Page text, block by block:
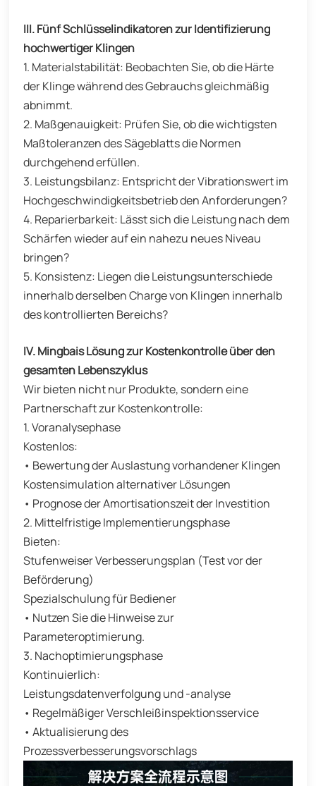
III. Fünf Schlüsselindikatoren zur Identifizierung
hochwertiger Klingen
1. Materialstabilität: Beobachten Sie, ob die Härte
der Klinge während des Gebrauchs gleichmäßig
abnimmt.
2. Maßgenauigkeit: Prüfen Sie, ob die wichtigsten
Maßtoleranzen des Sägeblatts die Normen
durchgehend erfüllen.
3. Leistungsbilanz: Entspricht der Vibrationswert im
Hochgeschwindigkeitsbetrieb den Anforderungen?
4. Reparierbarkeit: Lässt sich die Leistung nach dem
Schärfen wieder auf ein nahezu neues Niveau
bringen?
5. Konsistenz: Liegen die Leistungsunterschiede
innerhalb derselben Charge von Klingen innerhalb
des kontrollierten Bereichs?
IV. Mingbais Lösung zur Kostenkontrolle über den
gesamten Lebenszyklus
Wir bieten nicht nur Produkte, sondern eine
Partnerschaft zur Kostenkontrolle:
1. Voranalysephase
Kostenlos:
• Bewertung der Auslastung vorhandener Klingen
Kostensimulation alternativer Lösungen
• Prognose der Amortisationszeit der Investition
2. Mittelfristige Implementierungsphase
Bieten:
Stufenweiser Verbesserungsplan (Test vor der
Beförderung)
Spezialschulung für Bediener
• Nutzen Sie die Hinweise zur
Parameteroptimierung.
3. Nachoptimierungsphase
Kontinuierlich:
Leistungsdatenverfolgung und -analyse
• Regelmäßiger Verschleißinspektionsservice
• Aktualisierung des
Prozessverbesserungsvorschlags